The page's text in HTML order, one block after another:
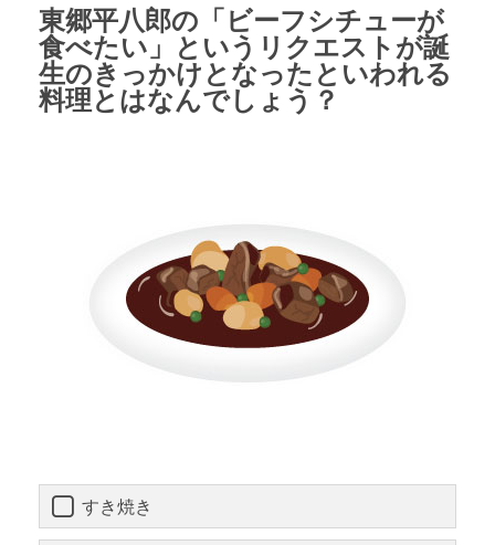
東郷平八郎の「ビーフシチューが
食べたい」というリクエストが誕
生のきっかけとなったといわれる
料理とはなんでしょう？
すき焼き